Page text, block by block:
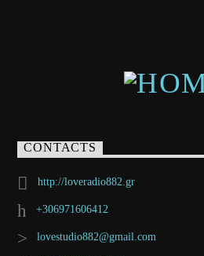
CONTACTS
http://loveradio882.gr
+306971606412
lovestudio882@gmail.com